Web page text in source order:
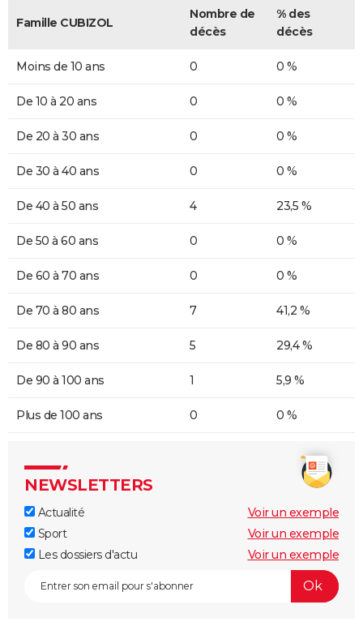
Famille CUBIZOL
Nombre de
décès
% des
décès
Moins de 10 ans 0 0 %
De 10 à 20 ans 0 0 %
De 20 à 30 ans 0 0 %
De 30 à 40 ans 0 0 %
De 40 à 50 ans 4 23,5 %
De 50 à 60 ans 0 0 %
De 60 à 70 ans 0 0 %
De 70 à 80 ans 7 41,2 %
De 80 à 90 ans 5 29,4 %
De 90 à 100 ans 1 5,9 %
Plus de 100 ans 0 0 %
NEWSLETTERS
Actualité
Voir un exemple
Sport
Voir un exemple
Les dossiers d'actu
Voir un exemple